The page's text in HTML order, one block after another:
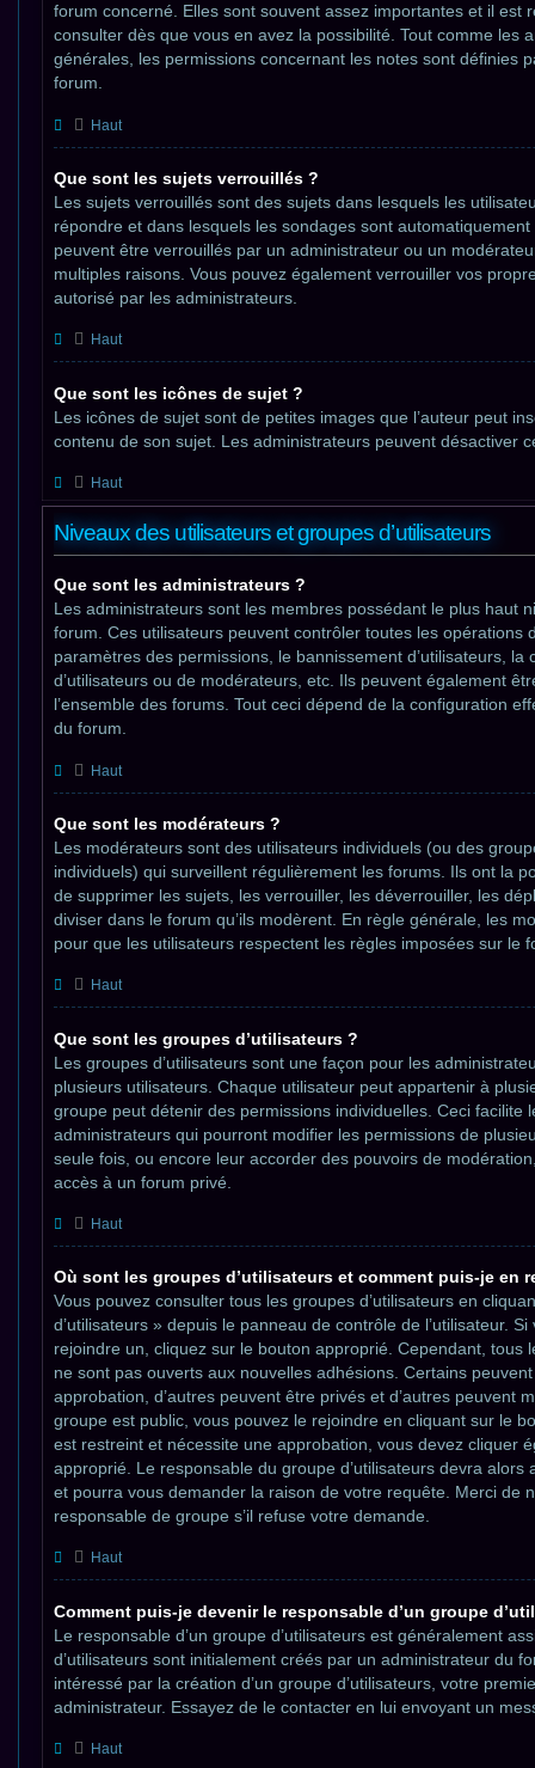
forum concerné. Elles sont souvent assez importantes et il est
consulter dès que vous en avez la possibilité. Tout comme les
générales, les permissions concernant les notes sont définies
forum.
Haut
Que sont les sujets verrouillés ?
Les sujets verrouillés sont des sujets dans lesquels les
répondre et dans lesquels les sondages sont
peuvent être verrouillés par un administrateur ou un
multiples raisons. Vous pouvez également verrouiller vos
autorisé par les administrateurs.
Haut
Que sont les icônes de sujet ?
Les icônes de sujet sont de petites images que l’auteur peut
contenu de son sujet. Les administrateurs peuvent désactiver
Haut
Niveaux des utilisateurs et groupes d’utilisateurs
Que sont les administrateurs ?
Les administrateurs sont les membres possédant le plus haut
forum. Ces utilisateurs peuvent contrôler toutes les opérations
paramètres des permissions, le bannissement d’utilisateurs, la
d’utilisateurs ou de modérateurs, etc. Ils peuvent également
l’ensemble des forums. Tout ceci dépend de la configuration
du forum.
Haut
Que sont les modérateurs ?
Les modérateurs sont des utilisateurs individuels (ou des
individuels) qui surveillent régulièrement les forums. Ils ont la
de supprimer les sujets, les verrouiller, les déverrouiller, les
diviser dans le forum qu’ils modèrent. En règle générale, les
pour que les utilisateurs respectent les règles imposées sur le
Haut
Que sont les groupes d’utilisateurs ?
Les groupes d’utilisateurs sont une façon pour les
plusieurs utilisateurs. Chaque utilisateur peut appartenir à
groupe peut détenir des permissions individuelles. Ceci facilite
administrateurs qui pourront modifier les permissions de
seule fois, ou encore leur accorder des pouvoirs de
accès à un forum privé.
Haut
Où sont les groupes d’utilisateurs et comment puis-je en
Vous pouvez consulter tous les groupes d’utilisateurs en
d’utilisateurs » depuis le panneau de contrôle de l’utilisateur.
rejoindre un, cliquez sur le bouton approprié. Cependant, tous
ne sont pas ouverts aux nouvelles adhésions. Certains
approbation, d’autres peuvent être privés et d’autres peuvent
groupe est public, vous pouvez le rejoindre en cliquant sur le
est restreint et nécessite une approbation, vous devez cliquer
approprié. Le responsable du groupe d’utilisateurs devra alors
et pourra vous demander la raison de votre requête. Merci de
responsable de groupe s’il refuse votre demande.
Haut
Comment puis-je devenir le responsable d’un groupe
Le responsable d’un groupe d’utilisateurs est généralement
d’utilisateurs sont initialement créés par un administrateur du
intéressé par la création d’un groupe d’utilisateurs, votre
administrateur. Essayez de le contacter en lui envoyant un
Haut